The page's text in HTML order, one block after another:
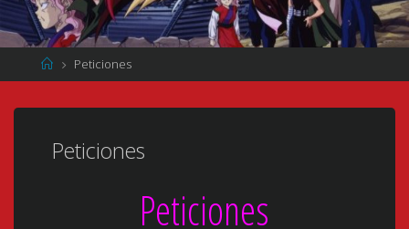
Página
de
Peticiones
Peticiones
Peticiones